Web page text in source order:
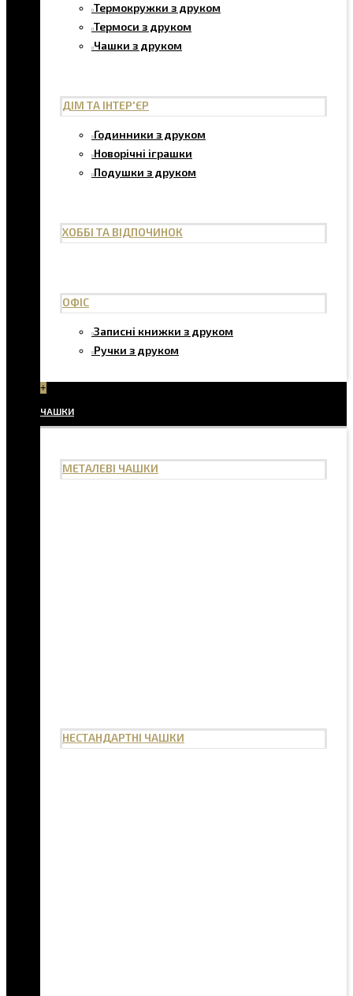
Термокружки з друком
Термоси з друком
Чашки з друком
ДІМ ТА ІНТЕР'ЄР
Годинники з друком
Новорічні іграшки
Подушки з друком
ХОББІ ТА ВІДПОЧИНОК
ОФІС
Записні книжки з друком
Ручки з друком
+
ЧАШКИ
МЕТАЛЕВІ ЧАШКИ
НЕСТАНДАРТНІ ЧАШКИ